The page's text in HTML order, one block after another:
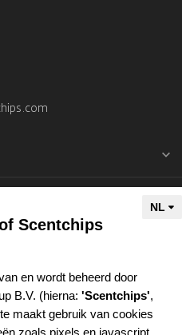
Scentchips
en wordt beheerd door
B.V. (hierna: 'Scentchips',
maakt gebruik van cookies
zoals pixels en javascript